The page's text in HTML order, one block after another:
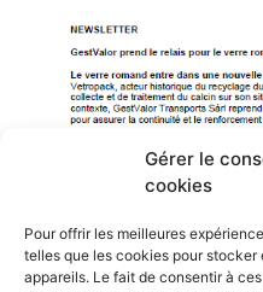
Gérer le
cookies
Pour offrir les meilleures
telles que les cookies pour
appareils. Le fait de consentir à